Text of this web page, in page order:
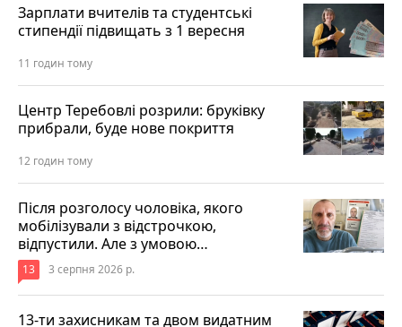
Зарплати вчителів та студентські
стипендії підвищать з 1 вересня
11 годин тому
Центр Теребовлі розрили: бруківку
прибрали, буде нове покриття
12 годин тому
Після розголосу чоловіка, якого
мобілізували з відстрочкою,
відпустили. Але з умовою…
13 3 серпня 2026 р.
13-ти захисникам та двом видатним